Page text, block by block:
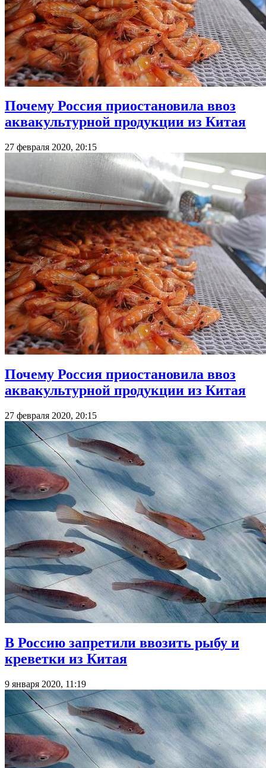
Почему Россия приостановила ввоз
аквакультурной продукции из Китая
27 февраля 2020, 20:15
Почему Россия приостановила ввоз
аквакультурной продукции из Китая
27 февраля 2020, 20:15
В Россию запретили ввозить рыбу и
креветки из Китая
9 января 2020, 11:19